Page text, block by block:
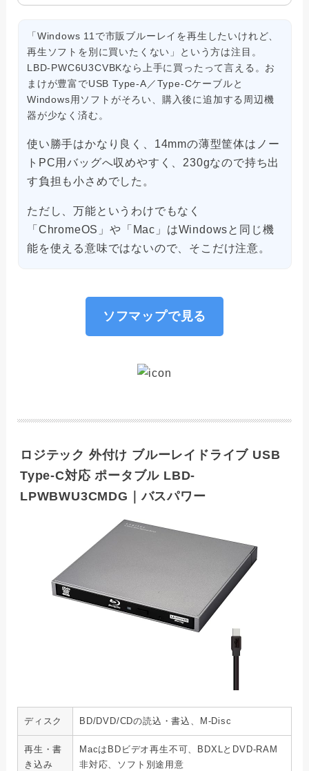
「Windows 11で市販ブルーレイを再生したいけれど、
再生ソフトを別に買いたくない」という方は注目。
LBD-PWC6U3CVBKなら上手に買ったって言える。お
まけが豊富でUSB Type-A／Type-Cケーブルと
Windows用ソフトがそろい、購入後に追加する周辺機
器が少なく済む。
使い勝手はかなり良く、14mmの薄型筐体はノー
トPC用バッグへ収めやすく、230gなので持ち出
す負担も小さめでした。
ただし、万能というわけでもなく
「ChromeOS」や「Mac」はWindowsと同じ機
能を使える意味ではないので、そこだけ注意。
ソフマップで見る
ロジテック 外付け ブルーレイドライブ USB
Type-C対応 ポータブル LBD-
LPWBWU3CMDG｜バスパワー
ディスク BD/DVD/CDの読込・書込、M-Disc
再生・書
き込み
MacはBDビデオ再生不可、BDXLとDVD-RAM
非対応、ソフト別途用意